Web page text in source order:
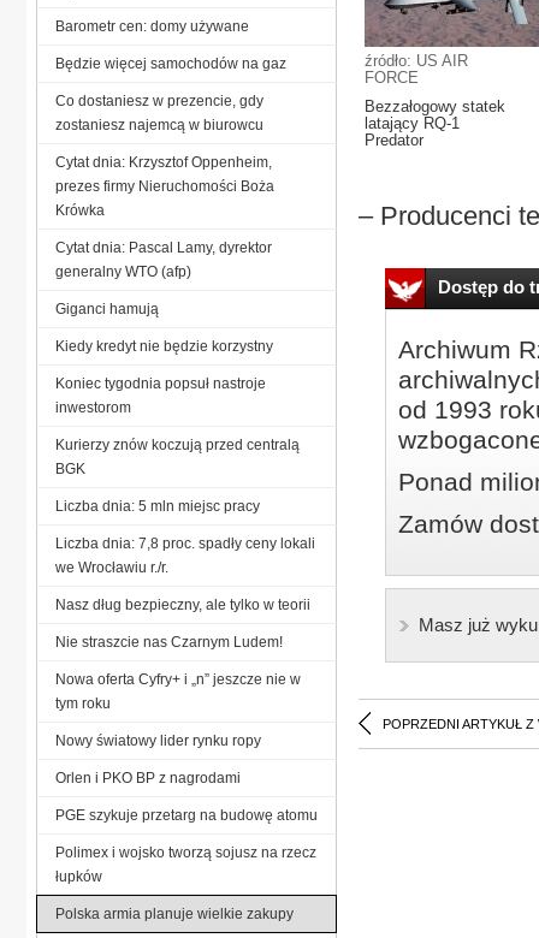
źródło: US AIR
FORCE
Bezzałogowy statek
latający RQ-1
Predator
– Producenci
Dostęp do
Archiwum
od 1993
Ponad
Zamów
Masz już
POPRZEDNI ARTYKUŁ Z
Barometr cen: domy używane
Będzie więcej samochodów na gaz
Co dostaniesz w prezencie, gdy
zostaniesz najemcą w biurowcu
Cytat dnia: Krzysztof Oppenheim,
prezes firmy Nieruchomości Boża
Krówka
Cytat dnia: Pascal Lamy, dyrektor
generalny WTO (afp)
Giganci hamują
Kiedy kredyt nie będzie korzystny
Koniec tygodnia popsuł nastroje
inwestorom
Kurierzy znów koczują przed centralą
BGK
Liczba dnia: 5 mln miejsc pracy
Liczba dnia: 7,8 proc. spadły ceny lokali
we Wrocławiu r./r.
Nasz dług bezpieczny, ale tylko w teorii
Nie straszcie nas Czarnym Ludem!
Nowa oferta Cyfry+ i „n” jeszcze nie w
tym roku
Nowy światowy lider rynku ropy
Orlen i PKO BP z nagrodami
PGE szykuje przetarg na budowę atomu
Polimex i wojsko tworzą sojusz na rzecz
łupków
Polska armia planuje wielkie zakupy